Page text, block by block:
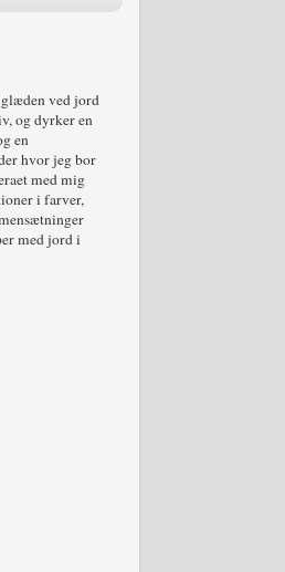
ved jord
og dyrker en
en
hvor jeg bor
med mig
i farver,
med jord i